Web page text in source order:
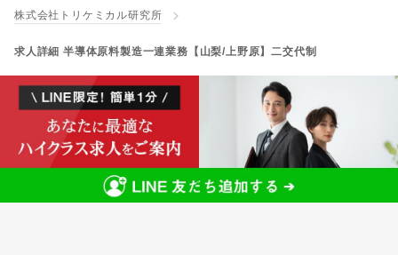
株式会社トリケミカル研究所
求人詳細 半導体原料製造一連業務【山梨/上野原】二交代制